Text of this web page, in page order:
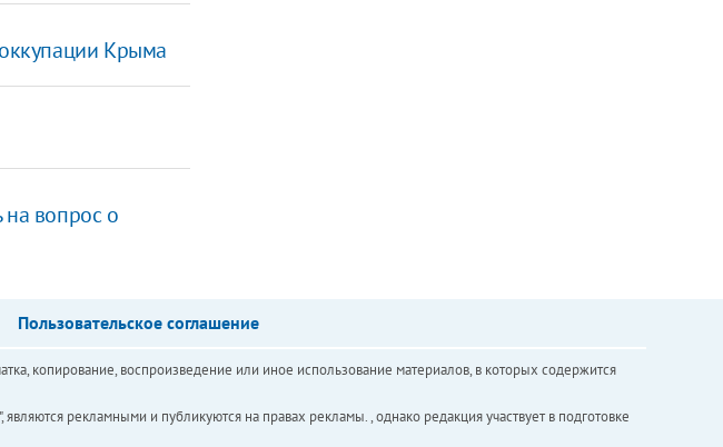
Крыма
на вопрос о
Пользовательское соглашение
копирование, воспроизведение или иное использование материалов, в которых содержится
рекламными и публикуются на правах рекламы. , однако редакция участвует в подготовке